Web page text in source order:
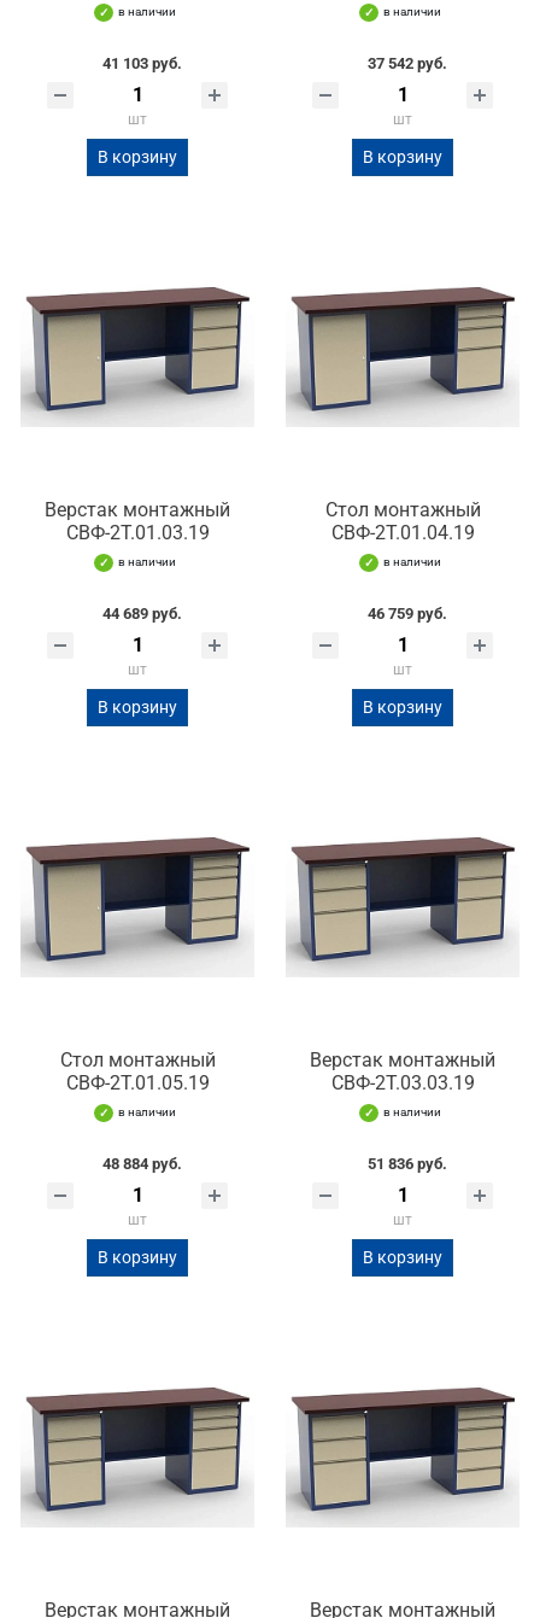
в наличии
41 103 руб.
шт
В корзину
в наличии
37 542 руб.
шт
В корзину
Верстак монтажный
СВФ-2Т.01.03.19
в наличии
44 689 руб.
шт
В корзину
Стол монтажный
СВФ-2Т.01.04.19
в наличии
46 759 руб.
шт
В корзину
Стол монтажный
СВФ-2Т.01.05.19
в наличии
48 884 руб.
шт
В корзину
Верстак монтажный
СВФ-2Т.03.03.19
в наличии
51 836 руб.
шт
В корзину
Верстак монтажный Верстак монтажный